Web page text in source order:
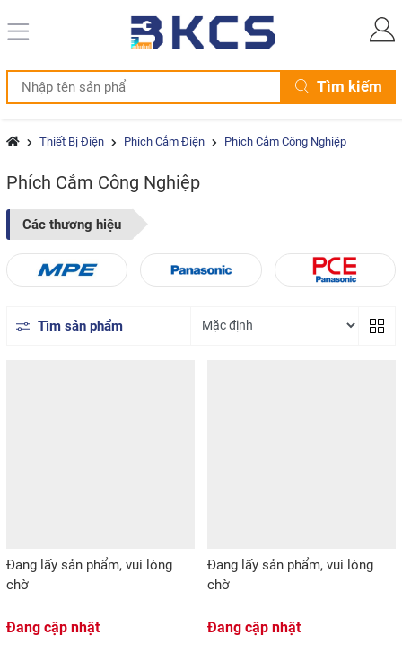
Tìm kiếm
Thiết Bị Điện Phích Cắm Điện Phích Cắm Công Nghiệp
Phích Cắm Công Nghiệp
Các thương hiệu
Tìm sản phẩm
Đang lấy sản phẩm, vui lòng
chờ
Đang cập nhật
Đang lấy sản phẩm, vui lòng
chờ
Đang cập nhật